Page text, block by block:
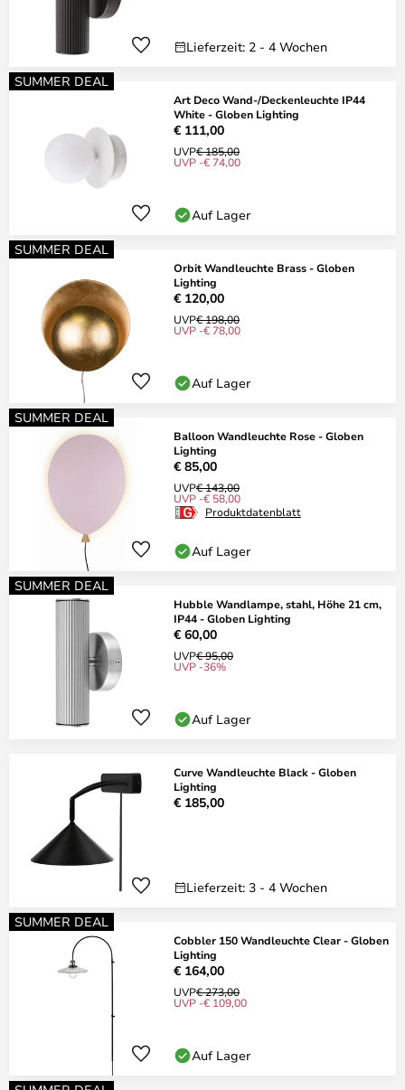
Lieferzeit: 2 - 4 Wochen
SUMMER DEAL
Art Deco Wand-/Deckenleuchte IP44
White - Globen Lighting
€ 111,00
UVP€ 185,00
UVP -€ 74,00
Auf Lager
SUMMER DEAL
Orbit Wandleuchte Brass - Globen
Lighting
€ 120,00
UVP€ 198,00
UVP -€ 78,00
Auf Lager
SUMMER DEAL
Balloon Wandleuchte Rose - Globen
Lighting
€ 85,00
UVP€ 143,00
UVP -€ 58,00
Produktdatenblatt
Auf Lager
SUMMER DEAL
Hubble Wandlampe, stahl, Höhe 21 cm,
IP44 - Globen Lighting
€ 60,00
UVP€ 95,00
UVP -36%
Auf Lager
Curve Wandleuchte Black - Globen
Lighting
€ 185,00
Lieferzeit: 3 - 4 Wochen
SUMMER DEAL
Cobbler 150 Wandleuchte Clear - Globen
Lighting
€ 164,00
UVP€ 273,00
UVP -€ 109,00
Auf Lager